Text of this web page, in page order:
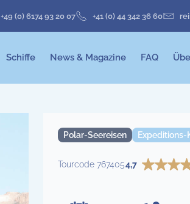
+49 (0) 6174 93 20 07 +41 (0) 44 342 36 60
Schiffe News & Magazine FAQ
Polar-Seereisen
Tourcode 7674054,7